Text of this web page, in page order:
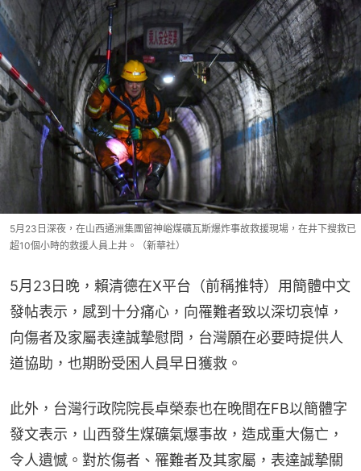
5月23日深夜，在山西通洲集團留神峪煤礦瓦斯爆炸事故救援現場，在井下搜救已
超10個小時的救援人員上井。（新華社）
5月23日晚，賴清德在X平台（前稱推特）用簡體中文
發帖表示，感到十分痛心，向罹難者致以深切哀悼，
向傷者及家屬表達誠摯慰問，台灣願在必要時提供人
道協助，也期盼受困人員早日獲救。
此外，台灣行政院院長卓榮泰也在晚間在FB以簡體字
發文表示，山西發生煤礦氣爆事故，造成重大傷亡，
令人遺憾。對於傷者、罹難者及其家屬，表達誠摯關